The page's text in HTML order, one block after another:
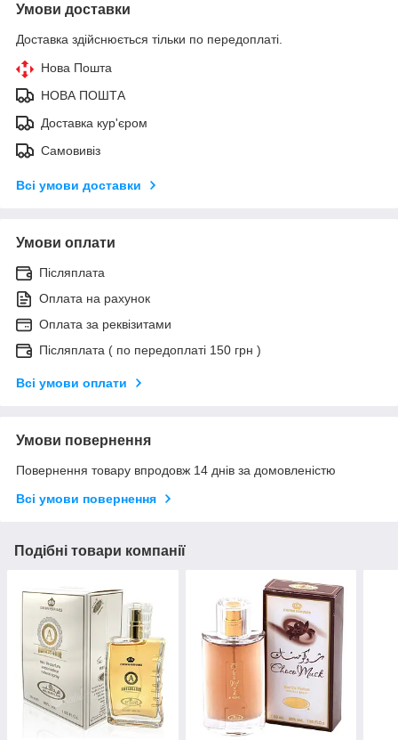
Умови доставки
Доставка здійснюється тільки по передоплаті.
Нова Пошта
НОВА ПОШТА
Доставка кур'єром
Самовивіз
Всі умови доставки
Умови оплати
Післяплата
Оплата на рахунок
Оплата за реквізитами
Післяплата ( по передоплаті 150 грн )
Всі умови оплати
Умови повернення
Повернення товару впродовж 14 днів за домовленістю
Всі умови повернення
Подібні товари компанії